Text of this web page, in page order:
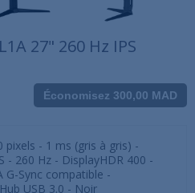
27" 260 Hz IPS
Économisez 300,00 MAD
pixels - 1 ms (gris à gris) -
- 260 Hz - DisplayHDR 400 -
G-Sync compatible -
USB 3.0 - Noir